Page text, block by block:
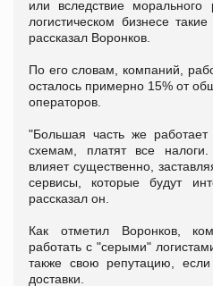
или вследствие
логистическом бизнесе
рассказал Воронков.
По его словам, компаний,
осталось примерно 15% от
операторов.
"Большая часть же
схемам, платят все
влияет существенно,
сервисы, которые будут
рассказал он.
Как отметил Воронков,
работать с "серыми"
также свою репутацию,
доставки.